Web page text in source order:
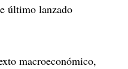
último lanzado
macroeconómico,